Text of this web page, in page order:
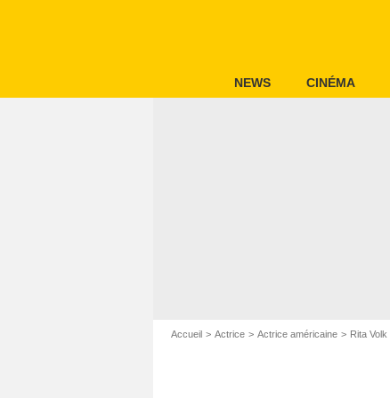
NEWS CINÉMA
Accueil Actrice Actrice américaine Rita Volk